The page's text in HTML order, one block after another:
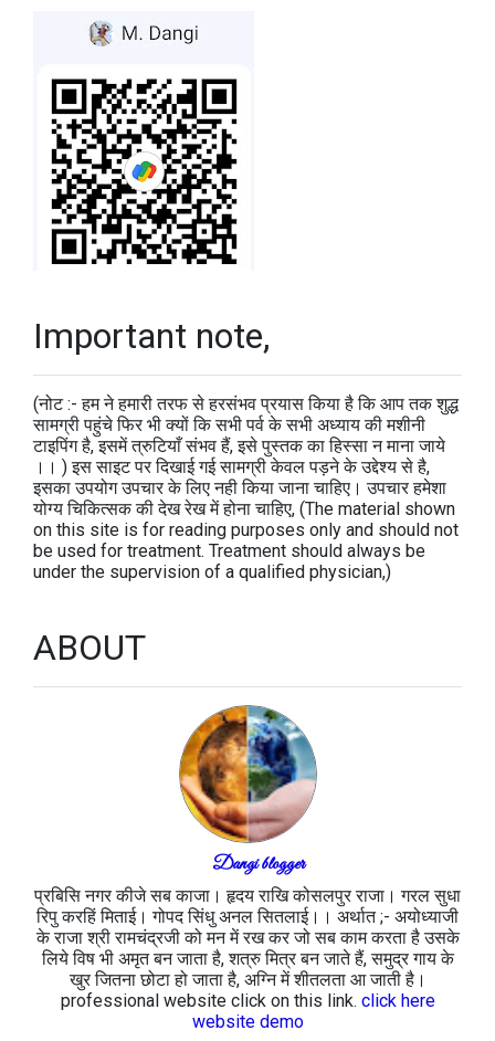
Important note,
(नोट :- हम ने हमारी तरफ से हरसंभव प्रयास किया है कि आप तक शुद्ध
सामग्री पहुंचे फिर भी क्यों कि सभी पर्व के सभी अध्याय की मशीनी
टाइपिंग है, इसमें त्रुटियाँ संभव हैं, इसे पुस्तक का हिस्सा न माना जाये
।। ) इस साइट पर दिखाई गई सामग्री केवल पड़ने के उद्देश्य से है,
इसका उपयोग उपचार के लिए नही किया जाना चाहिए। उपचार हमेशा
योग्य चिकित्सक की देख रेख में होना चाहिए, (The material shown
on this site is for reading purposes only and should not
be used for treatment. Treatment should always be
under the supervision of a qualified physician,)
ABOUT
Dangi blogger
प्रबिसि नगर कीजे सब काजा। हृदय राखि कोसलपुर राजा। गरल सुधा
रिपु करहिं मिताई। गोपद सिंधु अनल सितलाई।। अर्थात ;- अयोध्याजी
के राजा श्री रामचंद्रजी को मन में रख कर जो सब काम करता है उसके
लिये विष भी अमृत बन जाता है, शत्रु मित्र बन जाते हैं, समुद्र गाय के
खुर जितना छोटा हो जाता है, अग्नि में शीतलता आ जाती है।
professional website click on this link. click here
website demo